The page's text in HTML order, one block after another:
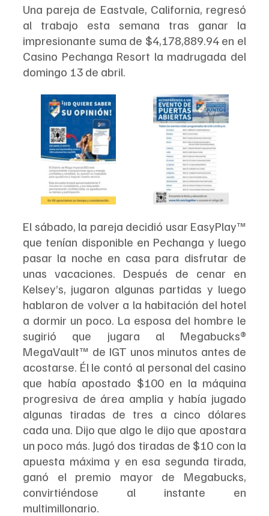
Una pareja de Eastvale, California, regresó
al trabajo esta semana tras ganar la
impresionante suma de $4,178,889.94 en el
Casino Pechanga Resort la madrugada del
domingo 13 de abril.
El sábado, la pareja decidió usar EasyPlay™
que tenían disponible en Pechanga y luego
pasar la noche en casa para disfrutar de
unas vacaciones. Después de cenar en
Kelsey’s, jugaron algunas partidas y luego
hablaron de volver a la habitación del hotel
a dormir un poco. La esposa del hombre le
sugirió que jugara al Megabucks®
MegaVault™ de IGT unos minutos antes de
acostarse. Él le contó al personal del casino
que había apostado $100 en la máquina
progresiva de área amplia y había jugado
algunas tiradas de tres a cinco dólares
cada una. Dijo que algo le dijo que apostara
un poco más. Jugó dos tiradas de $10 con la
apuesta máxima y en esa segunda tirada,
ganó el premio mayor de Megabucks,
convirtiéndose al instante en
multimillonario.